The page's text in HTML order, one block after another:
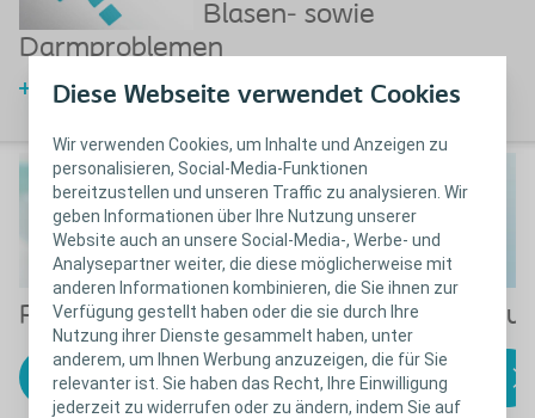
Diese Webseite verwendet Cookies
Wir verwenden Cookies, um Inhalte und Anzeigen zu
personalisieren, Social-Media-Funktionen
bereitzustellen und unseren Traffic zu analysieren. Wir
geben Informationen über Ihre Nutzung unserer
Website auch an unsere Social-Media-, Werbe- und
Analysepartner weiter, die diese möglicherweise mit
anderen Informationen kombinieren, die Sie ihnen zur
Verfügung gestellt haben oder die sie durch Ihre
Nutzung ihrer Dienste gesammelt haben, unter
anderem, um Ihnen Werbung anzuzeigen, die für Sie
relevanter ist. Sie haben das Recht, Ihre Einwilligung
jederzeit zu widerrufen oder zu ändern, indem Sie auf
Blasen- sowie
Darmproblemen
Häufig gestellte Fragen zu Multipler Sklerose
Produktlösungen
Finden Sie das
passende Produkt
zu den
Anwendungsanleitungen